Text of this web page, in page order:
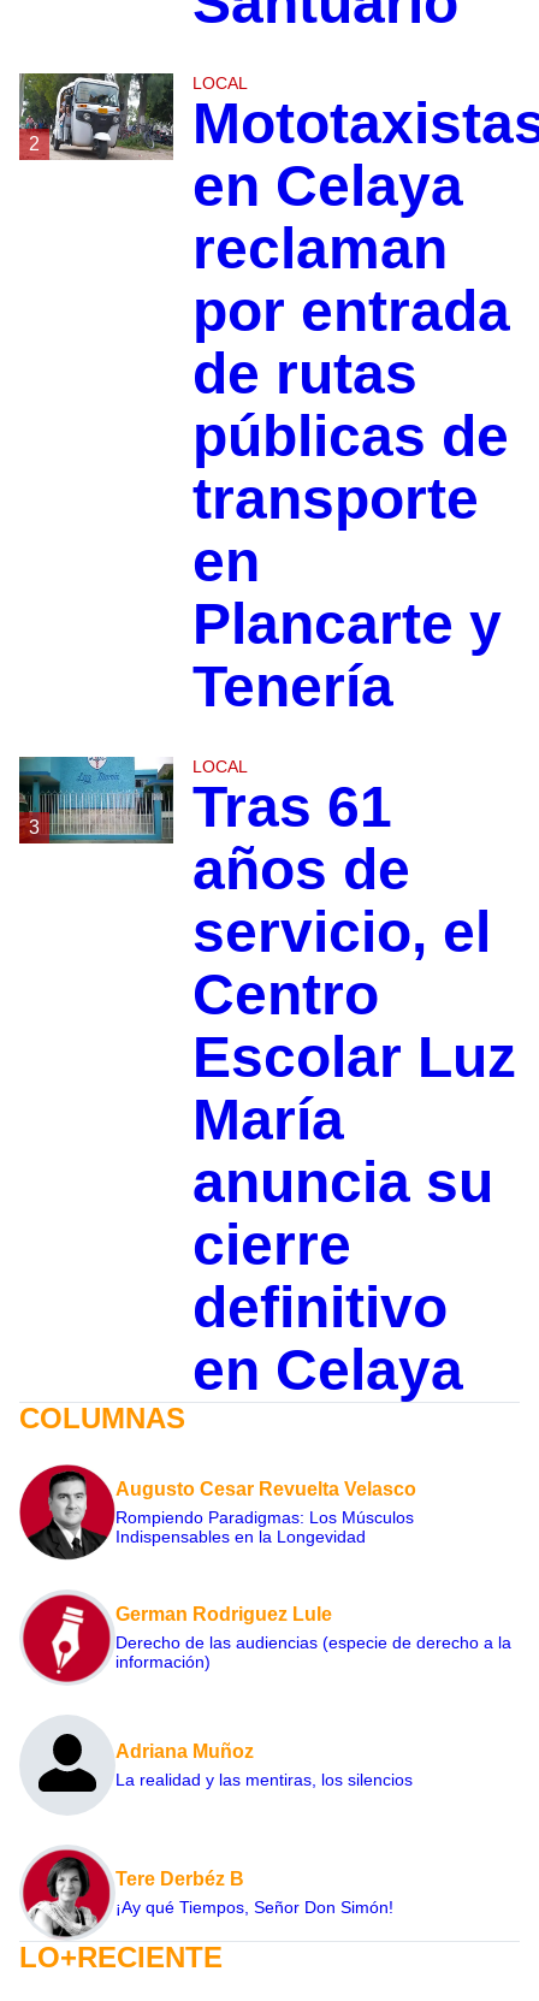
2
LOCAL
en Celaya
reclaman
por entrada
de rutas
públicas de
transporte
en
Plancarte y
Tenería
3
LOCAL
Tras 61
años de
servicio, el
Centro
Escolar Luz
María
anuncia su
cierre
definitivo
en Celaya
COLUMNAS
Augusto Cesar Revuelta Velasco
Rompiendo Paradigmas: Los Músculos
Indispensables en la Longevidad
German Rodriguez Lule
Derecho de las audiencias (especie de derecho a la
información)
Adriana Muñoz
La realidad y las mentiras, los silencios
Tere Derbéz B
¡Ay qué Tiempos, Señor Don Simón!
LO+RECIENTE